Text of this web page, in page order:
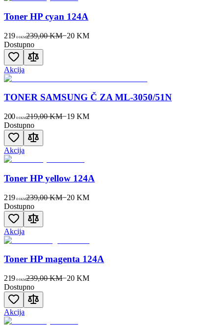
Toner HP cyan 124A
219 00KM239,00 KM−20 KM
Dostupno
Akcija
TONER SAMSUNG Č ZA ML-3050/51N
200 00KM219,00 KM−19 KM
Dostupno
Akcija
Toner HP yellow 124A
219 00KM239,00 KM−20 KM
Dostupno
Akcija
Toner HP magenta 124A
219 00KM239,00 KM−20 KM
Dostupno
Akcija